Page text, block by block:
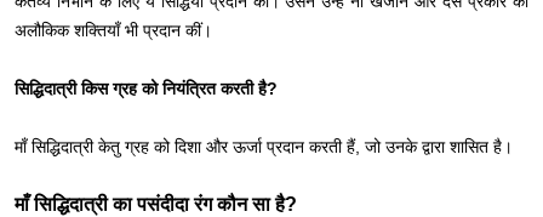
अलौकिक शक्तियाँ भी प्रदान कीं।
सिद्धिदात्री किस ग्रह को नियंत्रित करती है?
माँ सिद्धिदात्री केतु ग्रह को दिशा और ऊर्जा प्रदान करती हैं, जो उनके द्वारा शासित है।
माँ सिद्धिदात्री का पसंदीदा रंग कौन सा है?